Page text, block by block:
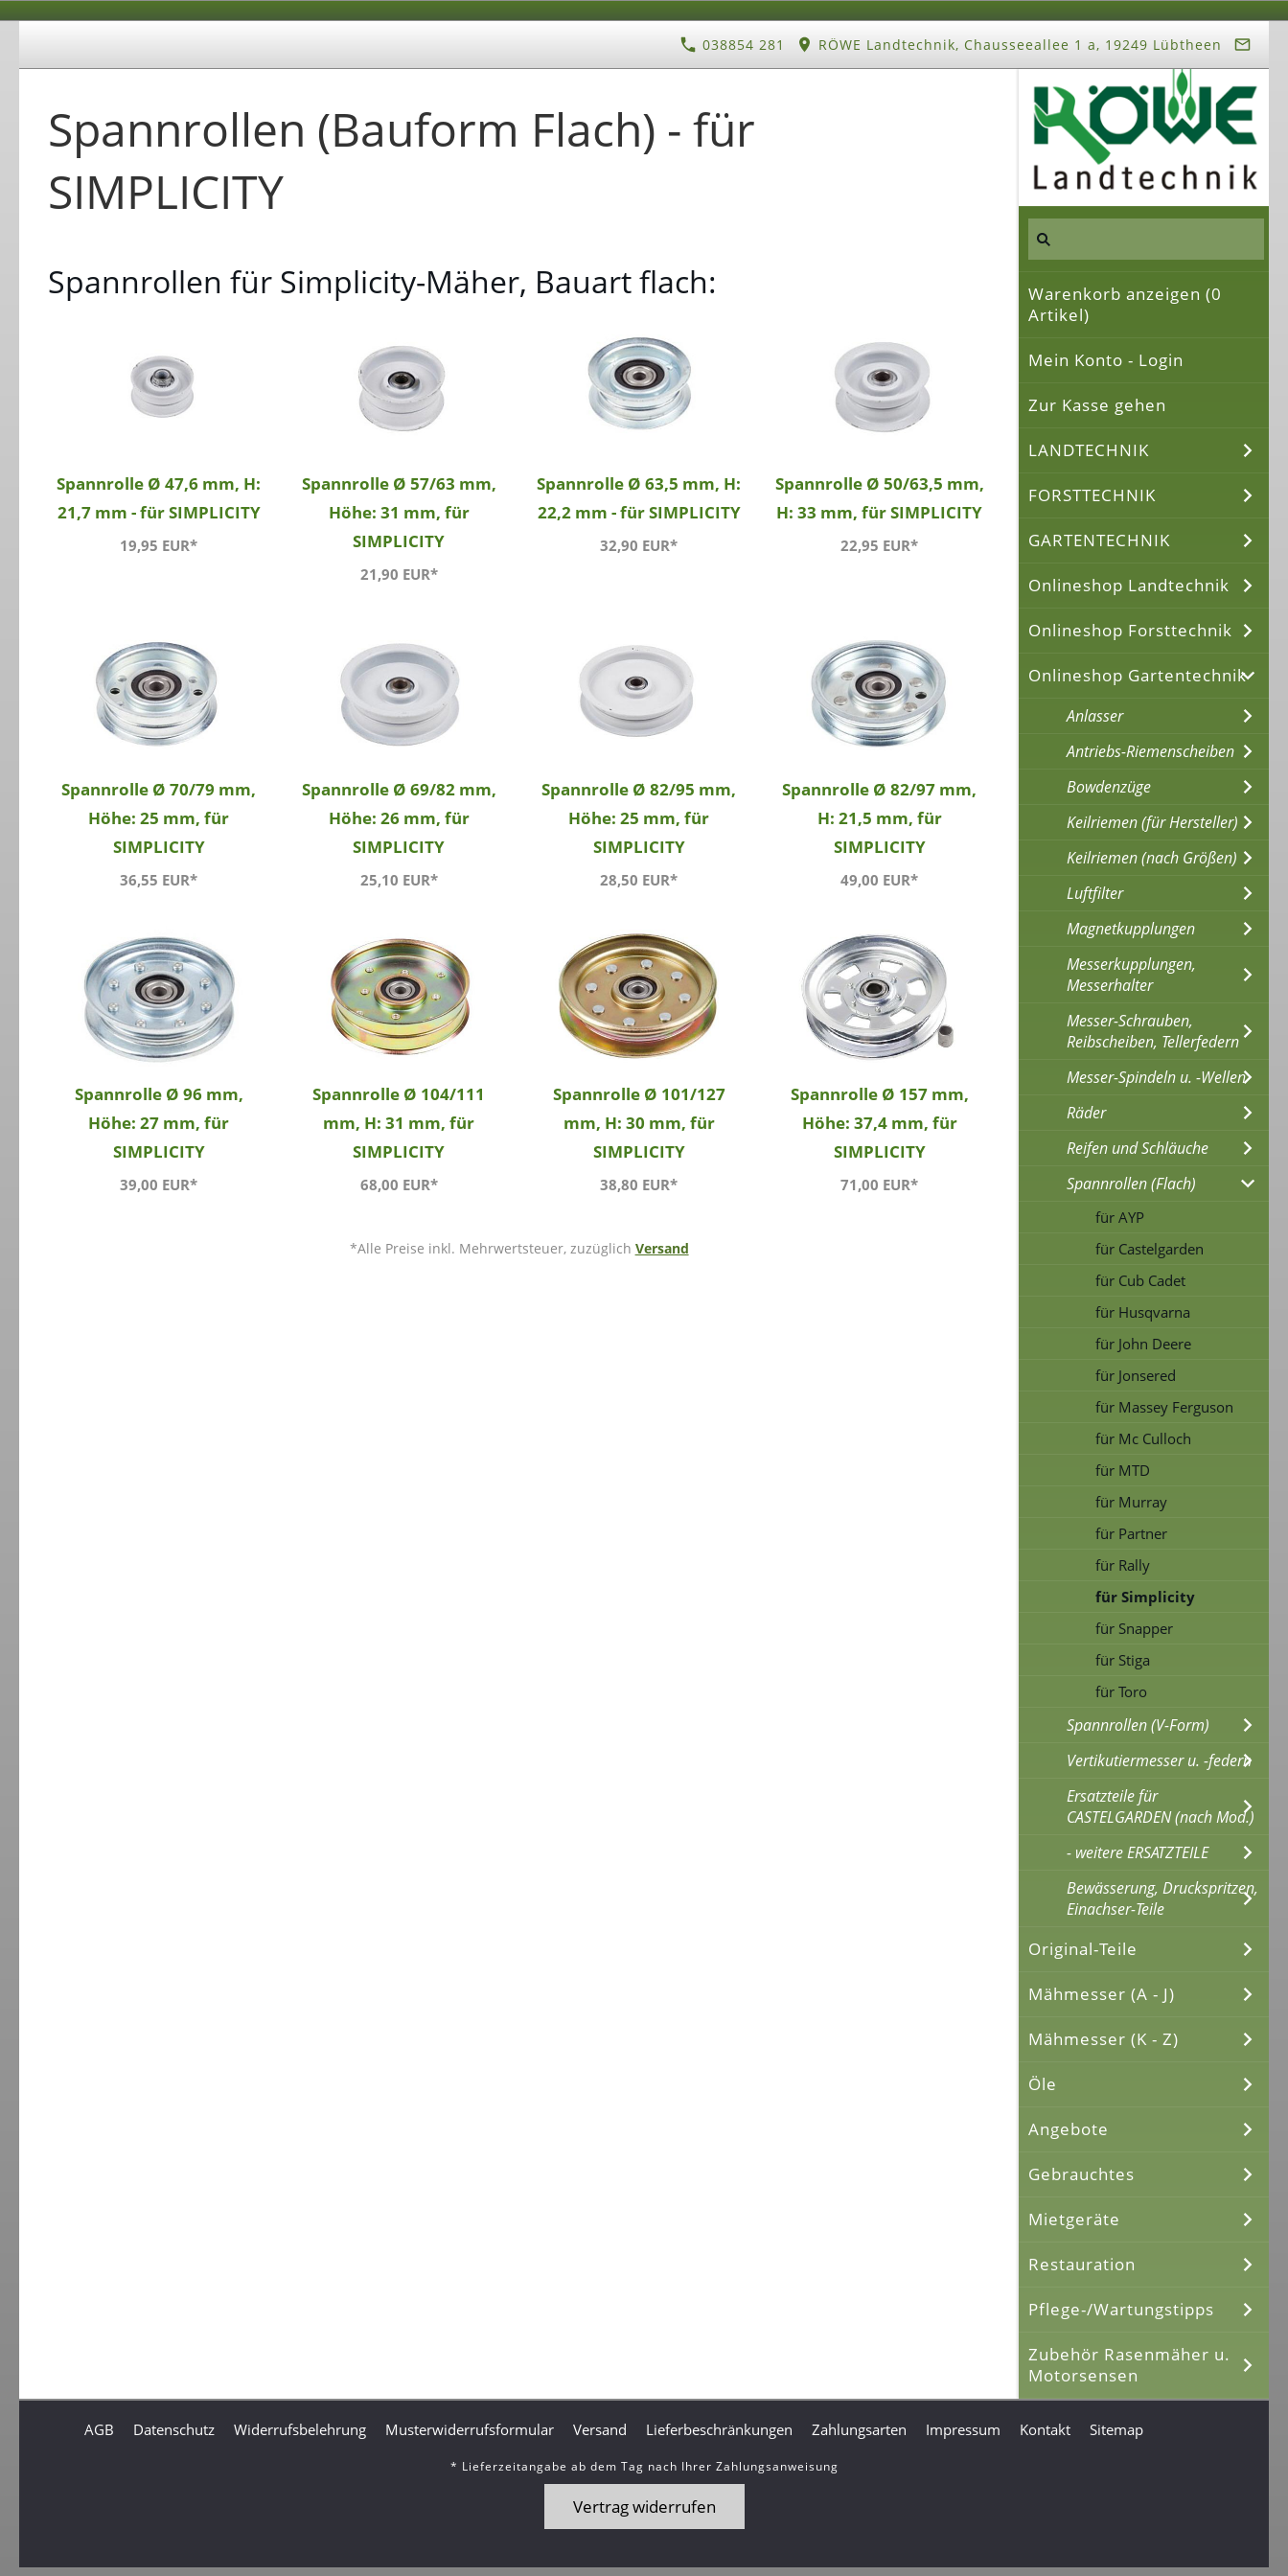
038854 281 RÖWE Landtechnik, Chausseeallee 1 a, 19249 Lübtheen
Warenkorb anzeigen (0
Artikel)
Mein Konto - Login
Zur Kasse gehen
LANDTECHNIK
FORSTTECHNIK
GARTENTECHNIK
Onlineshop Landtechnik
Onlineshop Forsttechnik
Onlineshop Gartentechnik
Anlasser
Antriebs-Riemenscheiben
Bowdenzüge
Keilriemen (für Hersteller)
Keilriemen (nach Größen)
Luftfilter
Magnetkupplungen
Messerkupplungen,
Messerhalter
Messer-Schrauben,
Reibscheiben, Tellerfedern
Messer-Spindeln u. -Wellen
Räder
Reifen und Schläuche
Spannrollen (Flach)
für AYP
für Castelgarden
für Cub Cadet
für Husqvarna
für John Deere
für Jonsered
für Massey Ferguson
für Mc Culloch
für MTD
für Murray
für Partner
für Rally
für Simplicity
für Snapper
für Stiga
für Toro
Spannrollen (V-Form)
Vertikutiermesser u. -federn
Ersatzteile für
CASTELGARDEN (nach Mod.)
- weitere ERSATZTEILE
Bewässerung, Druckspritzen,
Einachser-Teile
Original-Teile
Mähmesser (A - J)
Mähmesser (K - Z)
Öle
Angebote
Gebrauchtes
Mietgeräte
Restauration
Pflege-/Wartungstipps
Zubehör Rasenmäher u.
Motorsensen
Spannrollen (Bauform Flach) - für
SIMPLICITY
Spannrollen für Simplicity-Mäher, Bauart flach:
Spannrolle Ø 47,6 mm, H:
21,7 mm - für SIMPLICITY
19,95 EUR*
Spannrolle Ø 57/63 mm,
Höhe: 31 mm, für
SIMPLICITY
21,90 EUR*
Spannrolle Ø 63,5 mm, H:
22,2 mm - für SIMPLICITY
32,90 EUR*
Spannrolle Ø 50/63,5 mm,
H: 33 mm, für SIMPLICITY
22,95 EUR*
Spannrolle Ø 70/79 mm,
Höhe: 25 mm, für
SIMPLICITY
36,55 EUR*
Spannrolle Ø 69/82 mm,
Höhe: 26 mm, für
SIMPLICITY
25,10 EUR*
Spannrolle Ø 82/95 mm,
Höhe: 25 mm, für
SIMPLICITY
28,50 EUR*
Spannrolle Ø 82/97 mm,
H: 21,5 mm, für
SIMPLICITY
49,00 EUR*
Spannrolle Ø 96 mm,
Höhe: 27 mm, für
SIMPLICITY
39,00 EUR*
Spannrolle Ø 104/111
mm, H: 31 mm, für
SIMPLICITY
68,00 EUR*
Spannrolle Ø 101/127
mm, H: 30 mm, für
SIMPLICITY
38,80 EUR*
Spannrolle Ø 157 mm,
Höhe: 37,4 mm, für
SIMPLICITY
71,00 EUR*
*Alle Preise inkl. Mehrwertsteuer, zuzüglich Versand
AGB Datenschutz Widerrufsbelehrung Musterwiderrufsformular Versand Lieferbeschränkungen Zahlungsarten Impressum Kontakt Sitemap
* Lieferzeitangabe ab dem Tag nach Ihrer Zahlungsanweisung
Vertrag widerrufen